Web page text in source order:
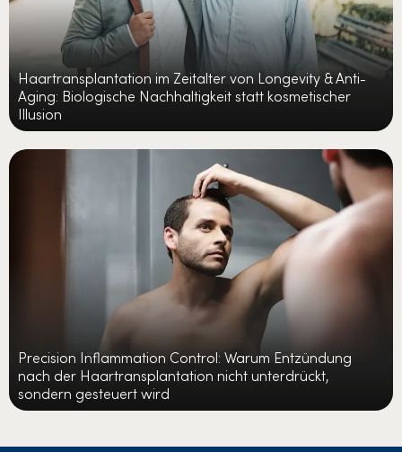
Haartransplantation im Zeitalter von Longevity & Anti-
Aging: Biologische Nachhaltigkeit statt kosmetischer
Illusion
Precision Inflammation Control: Warum Entzündung
nach der Haartransplantation nicht unterdrückt,
sondern gesteuert wird